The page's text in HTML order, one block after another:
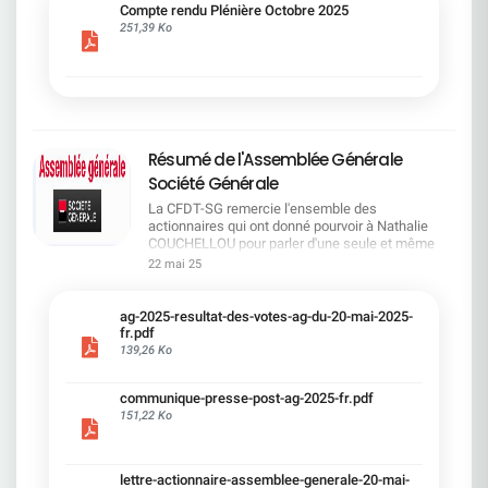
cadre du dialogue social.Bonne lecture !
Compte rendu Plénière Octobre 2025
251,39 Ko
Résumé de l'Assemblée Générale
Société Générale
La CFDT-SG remercie l'ensemble des
actionnaires qui ont donné pourvoir à Nathalie
COUCHELLOU pour parler d'une seule et même
voix.L'assemblée Générale s'est ouverte avec 4
souligné la forte amélioration en 2024 de tous les
facteurs financiers et le premier trimestre 2025
encourageant.Le Directeur Général, Slawomir
solide. Etre une banque simple et intégrée. Etre
une banque efficace. Etre une banque rentable. Le
22 mai 25
ag-2025-resultat-des-votes-ag-du-20-mai-2025-
fr.pdf
139,26 Ko
communique-presse-post-ag-2025-fr.pdf
151,22 Ko
lettre-actionnaire-assemblee-generale-20-mai-